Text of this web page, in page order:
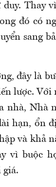
duy. Thay
đó có
sang
đây là
lược. Với
nhà, Nhà
hạn, ổn
và khả
vì buộc
giá.